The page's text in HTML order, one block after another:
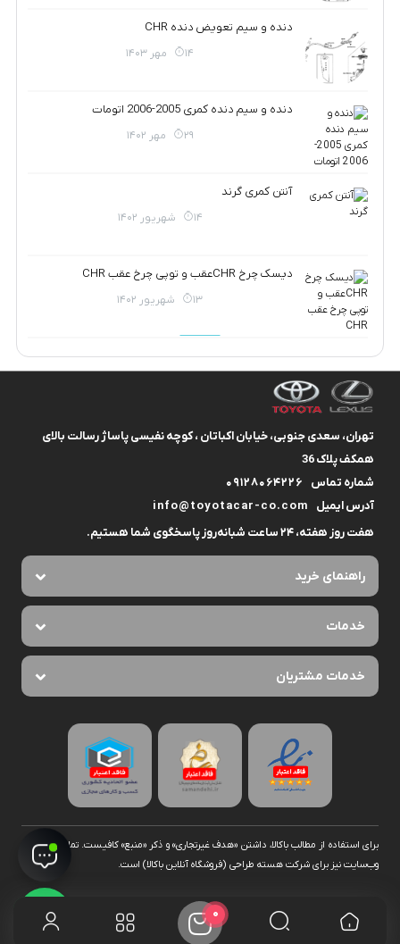
دنده و سیم تعویض دنده CHR
14 مهر 1403
دنده و سیم دنده کمری 2005-2006 اتومات
29 مهر 1402
آنتن کمری گرند
14 شهریور 1402
دیسک چرخ CHRعقب و توپی چرخ عقب CHR
13 شهریور 1402
0
تهران، سعدی جنوبی، خیابان اکباتان ، کوچه نفیسی پاساژ رسالت بالای
همکف پلاک 36
شماره تماس
09128064226
آدرس ایمیل
info@toyotacar-co.com
هفت روز هفته، ۲۴ ساعت شبانه‌روز پاسخگوی شما هستیم.
راهنمای خرید
خدمات
خدمات مشتریان
برای استفاده از مطالب با‌کالا، داشتن «هدف غیرتجاری» و ذکر «منبع» کافیست. تمام حقوق اين
وب‌سايت نیز برای شرکت هسته طراحی (فروشگاه آنلاین با‌کالا) است.
پشتیبانی واتس اپ تویوتاکار